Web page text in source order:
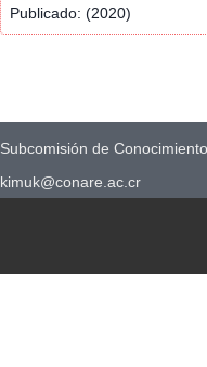
Publicado: (2020)
Subcomisión de
kimuk@conare.ac.cr